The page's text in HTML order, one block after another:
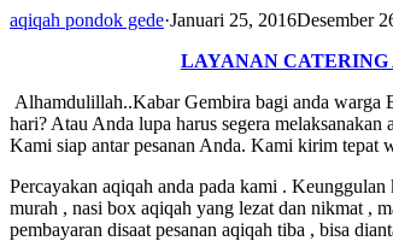
aqiqah pondok gede·Januari 25, 2016Desember
LAYANAN CATERING
Alhamdulillah..Kabar Gembira bagi anda warga
hari? Atau Anda lupa harus segera
Kami siap antar pesanan Anda. Kami kirim tepat
Percayakan aqiqah anda pada kami .
murah , nasi box aqiqah yang lezat dan nikmat ,
pembayaran disaat pesanan aqiqah tiba , bisa